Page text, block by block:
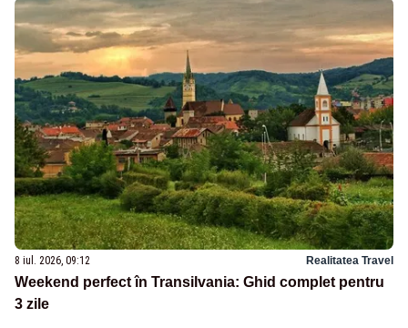
8 iul. 2026, 09:12 Realitatea Travel
Weekend perfect în Transilvania: Ghid complet pentru
3 zile